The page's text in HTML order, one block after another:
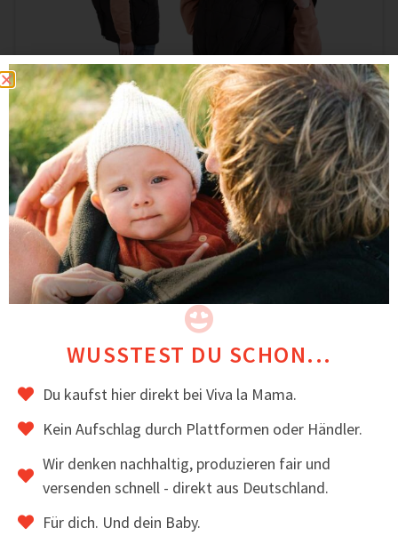
Gesteppte Trageweste für Männer – JONAS
139,00€ inkl. MwSt.
ZUM ARTIKEL
Vorteile einer Baby-Tragejacke
Du kannst jederzeit – wetterunabhängig – mit
Tragebaby nach draußen
WUSSTEST DU SCHON...
Du kaufst hier direkt bei Viva la Mama.
Kein Aufschlag durch Plattformen oder Händler.
Wir denken nachhaltig, produzieren fair und
versenden schnell - direkt aus Deutschland.
Für dich. Und dein Baby.